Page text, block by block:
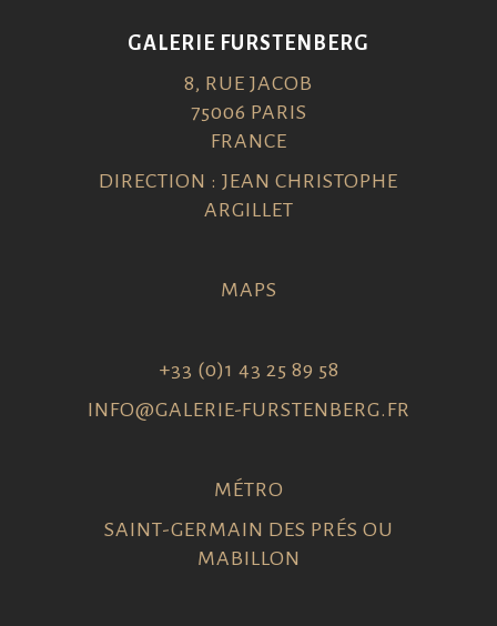
GALERIE FURSTENBERG
8, RUE JACOB
75006 PARIS
FRANCE
DIRECTION : JEAN CHRISTOPHE
ARGILLET
MAPS
+33 (0)1 43 25 89 58
INFO@GALERIE-FURSTENBERG.FR
MÉTRO
SAINT-GERMAIN DES PRÉS OU
MABILLON